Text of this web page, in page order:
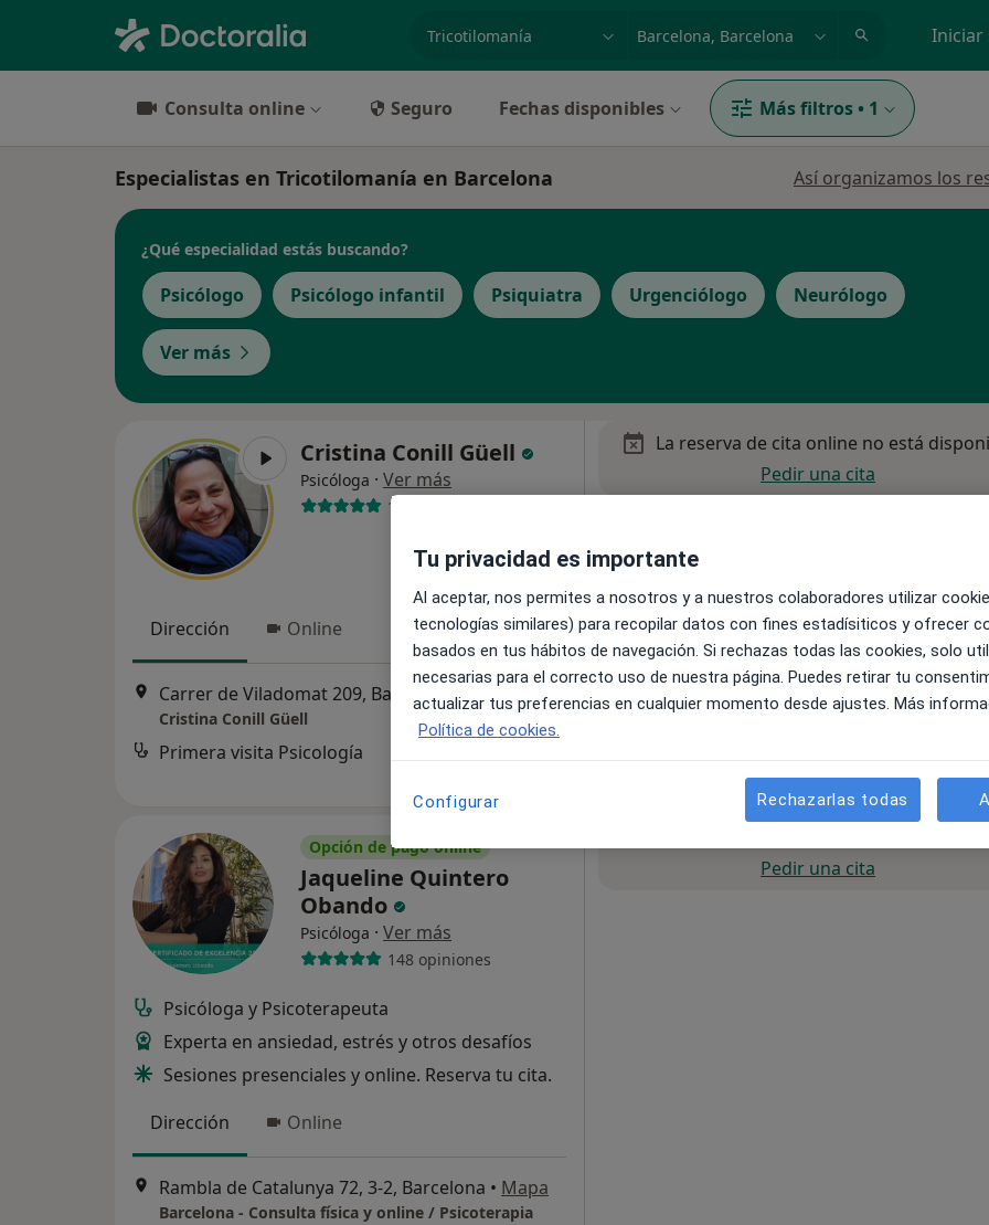
especialidad, enfermedad o nombre Iniciar
Consulta online Seguro Fechas disponibles Más filtros • 1
Especialistas en Tricotilomanía en Barcelona Así organizamos los
¿Qué especialidad estás buscando?
Psicólogo Psicólogo infantil Psiquiatra Urgenciólogo Neurólogo
Ver más
Cristina Conill Güell
Psicóloga · Ver más
15 opiniones
Dirección Online
Carrer de Viladomat 209, Barcelona • Mapa
Cristina Conill Güell
Primera visita Psicología
La reserva de cita online no está
Pedir una cita
Opción de pago online
Jaqueline Quintero
Obando
Psicóloga · Ver más
148 opiniones
Psicóloga y Psicoterapeuta
Experta en ansiedad, estrés y otros desafíos
Sesiones presenciales y online. Reserva tu cita.
Dirección
Online
Rambla de Catalunya 72, 3-2, Barcelona • Mapa
Barcelona - Consulta física y online / Psicoterapia
Pedir una cita
Tu privacidad es importante
Al aceptar, nos permites a nosotros y a nuestros colaboradores utilizar
tecnologías similares) para recopilar datos con fines estadísiticos y ofrecer
basados en tus hábitos de navegación. Si rechazas todas las cookies, solo
necesarias para el correcto uso de nuestra página. Puedes retirar tu
actualizar tus preferencias en cualquier momento desde ajustes. Más
Política de cookies.
Configurar Rechazarlas todas